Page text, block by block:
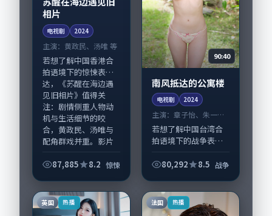
相片
电视剧 2024
主演： 黄政民、汤唯 等
若想了解中国香港合
拍语境下的惊悚表
达，《苏醒在海边遇
见旧相片》值得关
注：剧情侧重人物动
机与生活细节的咬
合，黄政民、汤唯与
配角群戏并重。影片
87,885
8.2 惊悚
90:40
南风抵达的公寓楼
电视剧 2024
主演：章子怡、朱一龙
等
若想了解中国台湾合
拍语境下的战争表
寓楼》值得关注：剧
怡、朱一龙与配角群
戏并重。影片2024...
80,292 8.5 战争
英国 热播 法国 热播